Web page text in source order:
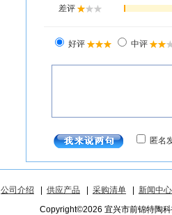
公司介绍 供应产品 采购清单
新闻中心
Copyright©2026 宜兴市前锦特陶